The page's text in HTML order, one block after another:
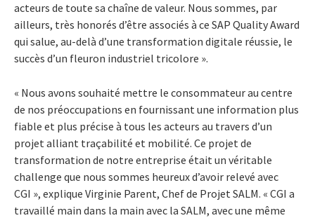
acteurs de toute sa chaîne de valeur. Nous sommes, par
ailleurs, très honorés d’être associés à ce SAP Quality Award
qui salue, au-delà d’une transformation digitale réussie, le
succès d’un fleuron industriel tricolore ».
« Nous avons souhaité mettre le consommateur au centre
de nos préoccupations en fournissant une information plus
fiable et plus précise à tous les acteurs au travers d’un
projet alliant traçabilité et mobilité. Ce projet de
transformation de notre entreprise était un véritable
challenge que nous sommes heureux d’avoir relevé avec
CGI », explique Virginie Parent, Chef de Projet SALM. « CGI a
travaillé main dans la main avec la SALM, avec une même